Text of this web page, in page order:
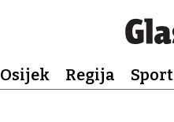
Osijek Regija Sport